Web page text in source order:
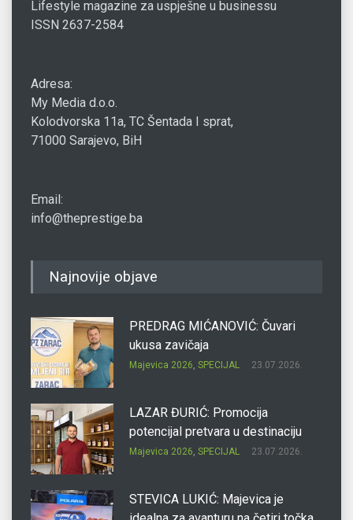
Lifestyle magazine za uspješne u businessu
ISSN 2637-2584
Adresa:
My Media d.o.o.
Kolodvorska 11a, TC Šentada I sprat,
71000 Sarajevo, BiH
Email:
info@theprestige.ba
Najnovije objave
PREDRAG MIĆANOVIĆ: Čuvari
ukusa zavičaja
Majevica 2026, SPECIJAL 23.07.2026.
LAZAR ĐURIĆ: Promocija
potencijal pretvara u destinaciju
Majevica 2026, SPECIJAL 23.07.2026.
STEVICA LUKIĆ: Majevica je